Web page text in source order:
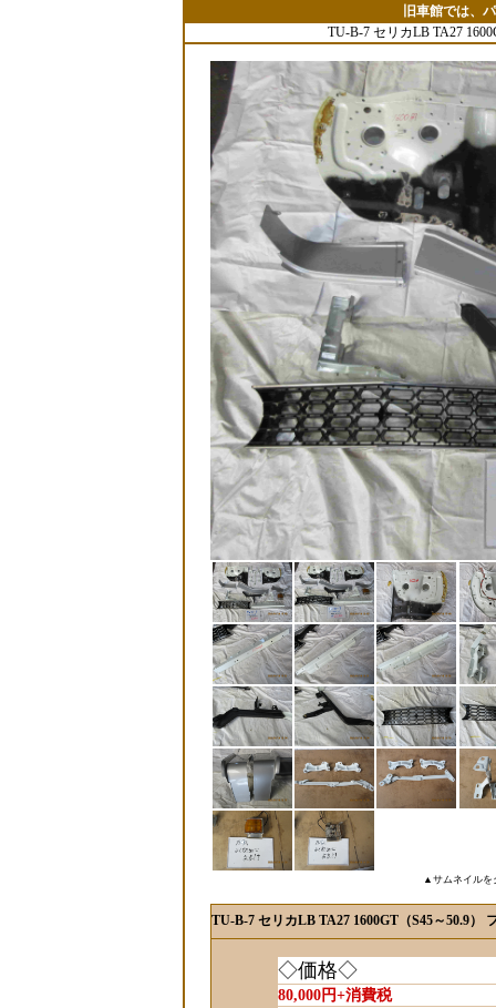
旧車館では、
TU-B-7 セリカLB TA27
▲サムネイルを
TU-B-7 セリカLB TA27 1600GT（S45～50.9）
◇価格◇
80,000円+消費税